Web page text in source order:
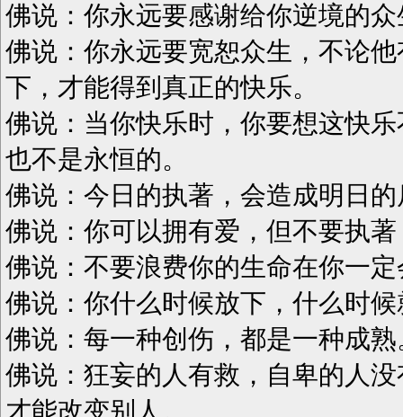
佛说：你永远要感谢给你逆境的众
佛说：你永远要宽恕众生，不论
下，才能得到真正的快乐。
佛说：当你快乐时，你要想这快
也不是永恒的。
佛说：今日的执著，会造成明日
佛说：你可以拥有爱，但不要执
佛说：不要浪费你的生命在你一
佛说：你什么时候放下，什么时
佛说：每一种创伤，都是一种成熟
佛说：狂妄的人有救，自卑的人
才能改变别人。